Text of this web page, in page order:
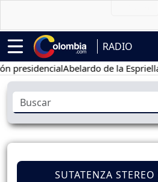
RADIO
Abelardo de la Espriella
SUTATENZA